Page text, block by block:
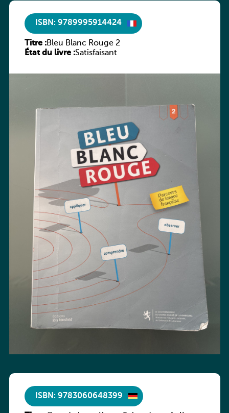
ISBN: 9789995914424
Titre :Bleu Blanc Rouge 2
État du livre :Satisfaisant
ISBN: 9783060648399